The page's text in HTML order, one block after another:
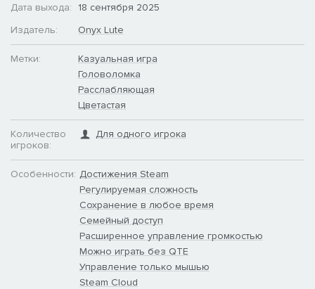
Дата выхода:
18 сентября 2025
Издатель:
Onyx Lute
Метки:
Казуальная игра
Головоломка
Расслабляющая
Цветастая
Количество
игроков:
Для одного игрока
Особенности: Достижения Steam
Регулируемая сложность
Сохранение в любое время
Семейный доступ
Расширенное управление громкостью
Можно играть без QTE
Управление только мышью
Steam Cloud